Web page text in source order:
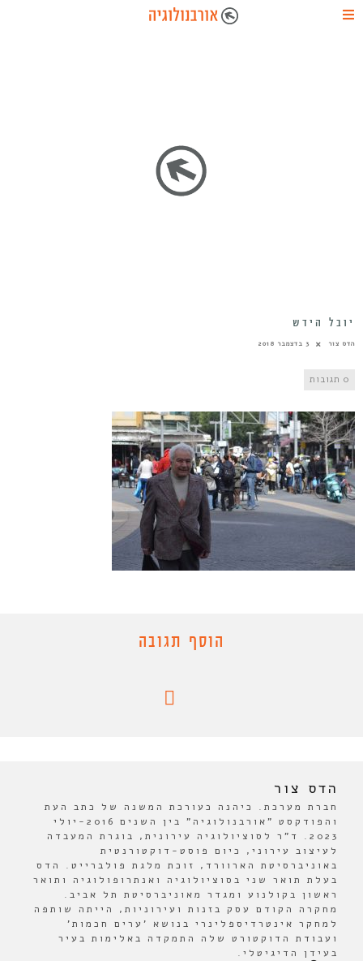
יובל הידש
הדס צור 3 בדצמבר 2018
0 תגובות
הוסף תגובה
הדס צור
חברת מערכת. כיהנה כעורכת המשנה של כתב העת
והפודקסט "אורבנולוגיה" בין השנים 2016-יולי
2023. ד"ר לסוציולוגיה עירונית, בוגרת המעבדה
לעיצוב עירוני, כיום פוסט-דוקטורנטית
באוניברסיטת הארוורד, זוכת מלגת פולברייט. הדס
בעלת תואר שני בסוציולוגיה ואנתרופולוגיה ותואר
ראשון בקולנוע ומגדר מאוניברסיטת תל אביב.
מחקרה הקודם עסק בזנות ועירוניות, הייתה שותפה
למחקר אינטרדיספלינרי בנושא 'ערים חכמות'
ועבודת הדוקטורט שלה התמקדה באלימות בעיר
בעידן הדיגיטלי.